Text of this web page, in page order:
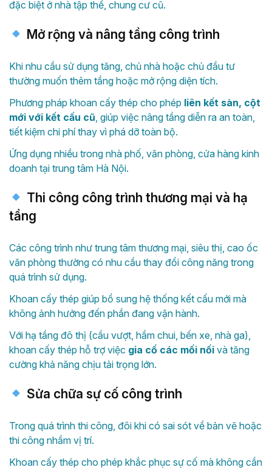
đặc biệt ở nhà tập thể, chung cư cũ.
Mở rộng và nâng tầng công trình
Khi nhu cầu sử dụng tăng, chủ nhà hoặc chủ đầu tư
thường muốn thêm tầng hoặc mở rộng diện tích.
Phương pháp khoan cấy thép cho phép liên kết sàn, cột
mới với kết cấu cũ, giúp việc nâng tầng diễn ra an toàn,
tiết kiệm chi phí thay vì phá dỡ toàn bộ.
Ứng dụng nhiều trong nhà phố, văn phòng, cửa hàng kinh
doanh tại trung tâm Hà Nội.
Thi công công trình thương mại và hạ
tầng
Các công trình như trung tâm thương mại, siêu thị, cao ốc
văn phòng thường có nhu cầu thay đổi công năng trong
quá trình sử dụng.
Khoan cấy thép giúp bổ sung hệ thống kết cấu mới mà
không ảnh hưởng đến phần đang vận hành.
Với hạ tầng đô thị (cầu vượt, hầm chui, bến xe, nhà ga),
khoan cấy thép hỗ trợ việc gia cố các mối nối và tăng
cường khả năng chịu tải trọng lớn.
Sửa chữa sự cố công trình
Trong quá trình thi công, đôi khi có sai sót về bản vẽ hoặc
thi công nhầm vị trí.
Khoan cấy thép cho phép khắc phục sự cố mà không cần